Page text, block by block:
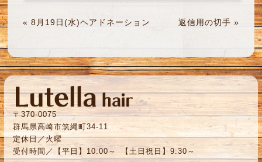
« 8月19日(水)ヘアドネーション 返信用の切手 »
〒370-0075
群馬県高崎市筑縄町34-11
定休日／火曜
受付時間／【平日】10:00～ 【土日祝日】9:30～